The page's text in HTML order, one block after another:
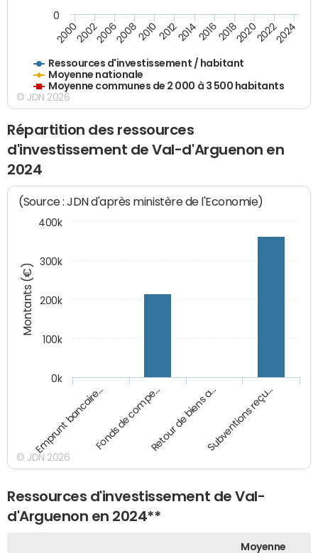
Ressources d'investissement / habitant
Moyenne nationale
Moyenne communes de 2 000 à 3 500 habitants
200020022006200820102012201420162018202020222024
0
© JDN 2026
Répartition des ressources
d'investissement de Val-d'Arguenon en
2024
Montants (€)
(Source : JDN d'après ministère de l'Economie)
Emprunt bancaire…Fonds de compe…Retour de biens a…Subventions reçu…
0k
100k
200k
300k
400k
© JDN 2026
Ressources d'investissement de Val-
d'Arguenon en 2024**
Moyenne